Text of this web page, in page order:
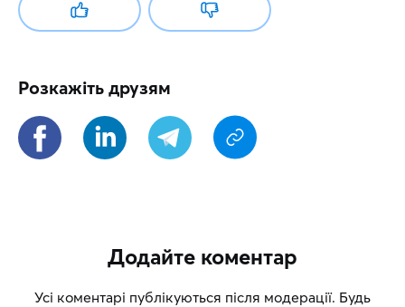
Розкажіть друзям
Додайте коментар
Усі коментарі публікуються після модерації. Будь